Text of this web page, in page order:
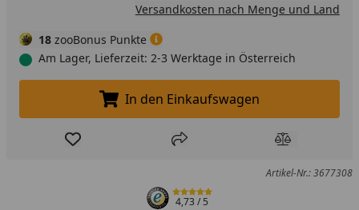
Versandkosten nach Menge und Land
18 zooBonus Punkte
Am Lager, Lieferzeit: 2-3 Werktage in Österreich
In den Einkaufswagen legen
In den Einkaufswagen
Produkt zur Wunschliste hinzufügen
Teilen Produkt
Artikel-Nr.: 3677308
4,73/ 5